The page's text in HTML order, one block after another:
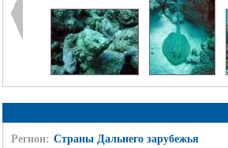
Регион: Страны Дальнего зарубежья